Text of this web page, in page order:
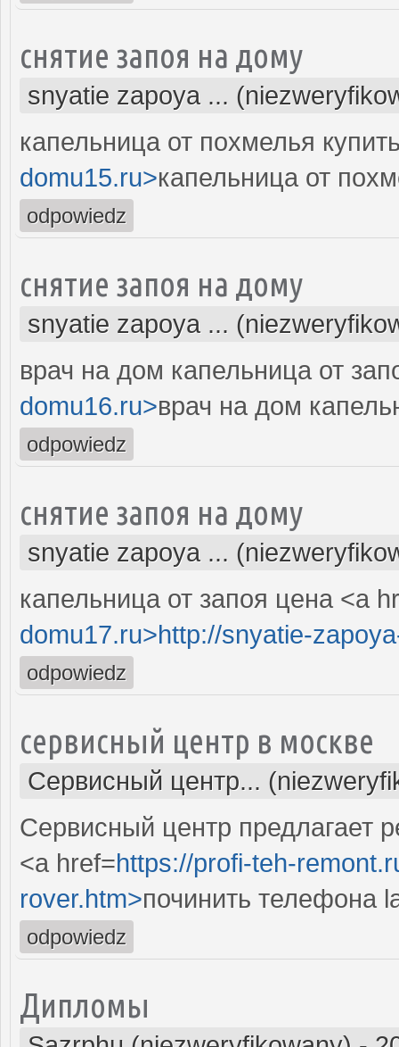
снятие запоя на дому
snyatie zapoya ...
капельница от похмелья
domu15.ru>капельница от
odpowiedz
снятие запоя на дому
snyatie zapoya ...
врач на дом капельница от
domu16.ru>врач на дом
odpowiedz
снятие запоя на дому
snyatie zapoya ...
капельница от запоя цена <a
domu17.ru>http://snyatie-
odpowiedz
сервисный центр в москве
Сервисный центр...
Сервисный центр предлагает
<a href=https://profi-teh-
rover.htm>починить телефона
odpowiedz
Дипломы